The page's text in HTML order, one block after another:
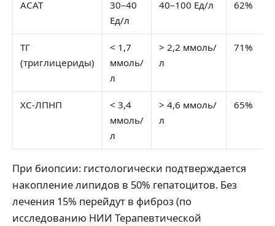
АСАТ
30–40
Ед/л
40–100 Ед/л 62%
ТГ
(триглицериды)
< 1,7
ммоль/
л
> 2,2 ммоль/
л
71%
ХС-ЛПНП
< 3,4
ммоль/
л
> 4,6 ммоль/
л
65%
При биопсии: гистологически подтверждается
накопление липидов в 50% гепатоцитов. Без
лечения 15% перейдут в фиброз (по
исследованию НИИ Терапевтической